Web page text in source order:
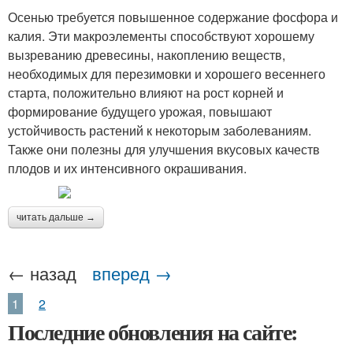
Осенью требуется повышенное содержание фосфора и
калия. Эти макроэлементы способствуют хорошему
вызреванию древесины, накоплению веществ,
необходимых для перезимовки и хорошего весеннего
старта, положительно влияют на рост корней и
формирование будущего урожая, повышают
устойчивость растений к некоторым заболеваниям.
Также они полезны для улучшения вкусовых качеств
плодов и их интенсивного окрашивания.
читать дальше →
← назад вперед →
1 2
Последние обновления на сайте: